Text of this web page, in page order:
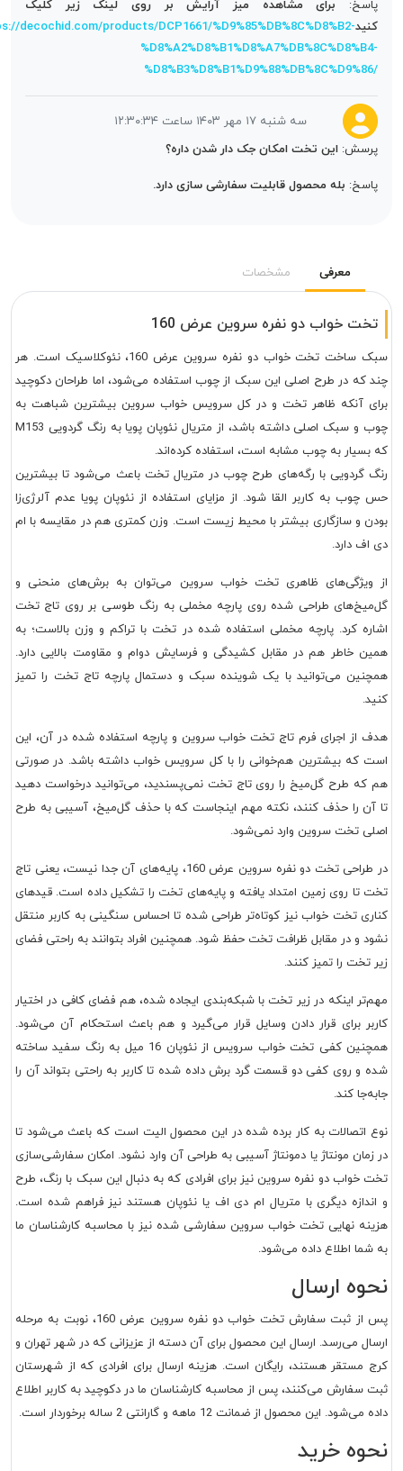
پاسخ:برای مشاهده میز آرایش بر روی لینک زیر کلیک
https://decochid.com/products/DCP1661/%D9%85%DB%8C%D8%B2-
%D8%A2%D8%B1%D8%A7%DB%8C%D8%B4-
%D8%B3%D8%B1%D9%88%DB%8C%D9%86/
سه شنبه ۱۷ مهر ۱۴۰۳ ساعت ۱۲:۳۰:۳۴
پرسش:این تخت امکان جک دار شدن داره؟
پاسخ:بله محصول قابلیت سفارشی سازی دارد.
معرفی مشخصات
تخت خواب دو نفره سروین عرض 160
سبک ساخت تخت خواب دو نفره سروین عرض 160، نئوکلاسیک است. هر
که در طرح اصلی این سبک از چوب استفاده می‌شود، اما طراحان دکوچید
آنکه ظاهر تخت و در کل سرویس خواب سروین بیشترین شباهت به
چوب و سبک اصلی داشته باشد، از متریال نئوپان پویا به رنگ گردویی M153
بسیار به چوب مشابه است، استفاده کرده‌اند.
گردویی با رگه‌های طرح چوب در متریال تخت باعث می‌شود تا بیشترین
چوب به کاربر القا شود. از مزایای استفاده از نئوپان پویا عدم آلرژی‌زا
و سازگاری بیشتر با محیط زیست است. وزن کمتری هم در مقایسه با ام
اف دارد.
ویژگی‌های ظاهری تخت خواب سروین می‌توان به برش‌های منحنی و
طراحی شده روی پارچه مخملی به رنگ طوسی بر روی تاج تخت
کرد. پارچه مخملی استفاده شده در تخت با تراکم و وزن بالاست؛ به
خاطر هم در مقابل کشیدگی و فرسایش دوام و مقاومت بالایی دارد.
می‌توانید با یک شوینده سبک و دستمال پارچه تاج تخت را تمیز
از اجرای فرم تاج تخت خواب سروین و پارچه استفاده شده در آن، این
که بیشترین هم‌خوانی را با کل سرویس خواب داشته باشد. در صورتی
که طرح گل‌میخ را روی تاج تخت نمی‌پسندید، می‌توانید درخواست دهید
آن را حذف کنند، نکته مهم اینجاست که با حذف گل‌میخ، آسیبی به طرح
تخت سروین وارد نمی‌شود.
در طراحی تخت دو نفره سروین عرض 160، پایه‌های آن جدا نیست، یعنی تاج
تا روی زمین امتداد یافته و پایه‌های تخت را تشکیل داده است. قیدهای
تخت خواب نیز کوتاه‌تر طراحی شده تا احساس سنگینی به کاربر منتقل
و در مقابل ظرافت تخت حفظ شود. همچنین افراد بتوانند به راحتی فضای
تخت را تمیز کنند.
اینکه در زیر تخت با شبکه‌بندی ایجاده شده، هم فضای کافی در اختیار
برای قرار دادن وسایل قرار می‌گیرد و هم باعث استحکام آن می‌شود.
همچنین کفی تخت خواب سرویس از نئوپان 16 میل به رنگ سفید ساخته
و روی کفی دو قسمت گرد برش داده شده تا کاربر به راحتی بتواند آن را
کند.
اتصالات به کار برده شده در این محصول الیت است که باعث می‌شود تا
زمان مونتاژ یا دمونتاژ آسیبی به طراحی آن وارد نشود. امکان سفارشی‌سازی
خواب دو نفره سروین نیز برای افرادی که به دنبال این سبک با رنگ، طرح
دیگری با متریال ام دی اف یا نئوپان هستند نیز فراهم شده است.
نهایی تخت خواب سروین سفارشی شده نیز با محاسبه کارشناسان ما
شما اطلاع داده می‌شود.
ارسال
پس از ثبت سفارش تخت خواب دو نفره سروین عرض 160، نوبت به مرحله
می‌رسد. ارسال این محصول برای آن دسته از عزیزانی که در شهر تهران و
مستقر هستند، رایگان است. هزینه ارسال برای افرادی که از شهرستان
سفارش می‌کنند، پس از محاسبه کارشناسان ما در دکوچید به کاربر اطلاع
می‌شود. این محصول از ضمانت 12 ماهه و گارانتی 2 ساله برخوردار است.
خرید